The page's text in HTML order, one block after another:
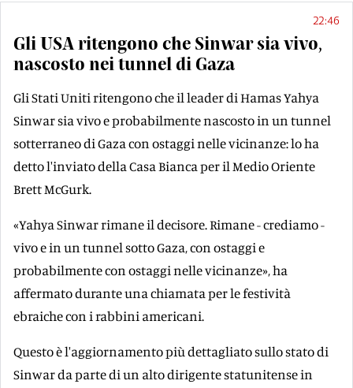
22:46
Gli USA ritengono che Sinwar sia vivo,
nascosto nei tunnel di Gaza
Gli Stati Uniti ritengono che il leader di Hamas Yahya
Sinwar sia vivo e probabilmente nascosto in un tunnel
sotterraneo di Gaza con ostaggi nelle vicinanze: lo ha
detto l'inviato della Casa Bianca per il Medio Oriente
Brett McGurk.
«Yahya Sinwar rimane il decisore. Rimane - crediamo -
vivo e in un tunnel sotto Gaza, con ostaggi e
probabilmente con ostaggi nelle vicinanze», ha
affermato durante una chiamata per le festività
ebraiche con i rabbini americani.
Questo è l'aggiornamento più dettagliato sullo stato di
Sinwar da parte di un alto dirigente statunitense in